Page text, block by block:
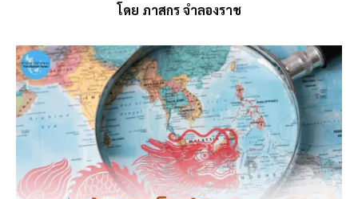
โดย ภาสกร จำลองราช